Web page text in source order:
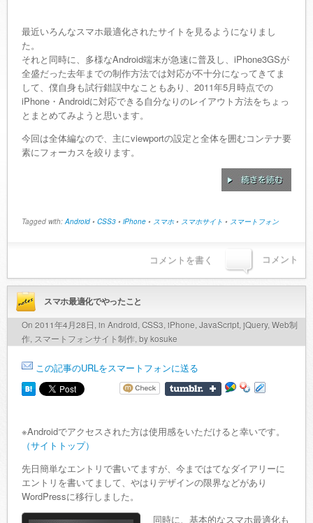
最近いろんなスマホ最適化されたサイトを見るようになりまし
た。
それと同時に、多様なAndroid端末が急速に普及し、iPhone3GSが
全盛だった去年までの制作方法では対応が不十分になってきてま
して、僕自身も試行錯誤中なこともあり、2011年5月時点での
iPhone・Androidに対応できる自分なりのレイアウト方法をちょっ
とまとめてみようと思います。
今回は全体編なので、主にviewportの設定と全体を囲むコンテナ要
素にフォーカスを絞ります。
Tagged with:Android • CSS3 • iPhone • スマホ• スマホサイト • スマートフォン
コメント
コメントを書く
スマホ最適化でやったこと
On 2011年4月28日, in Android, CSS3, iPhone, JavaScript, jQuery, Web制
作, スマートフォンサイト制作, by kosuke
この記事のURLをスマートフォンに送る
※Androidでアクセスされた方は使用感をいただけると幸いです。
（サイトトップ）
先日簡単なエントリで書いてますが、今まではてなダイアリーに
エントリを書いてまして、やはりデザインの限界などがあり
WordPressに移行しました。
同時に、基本的なスマホ最適化も